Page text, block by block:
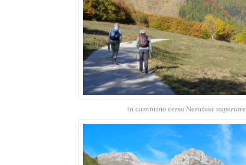
in cammino verso Neraissa superiore